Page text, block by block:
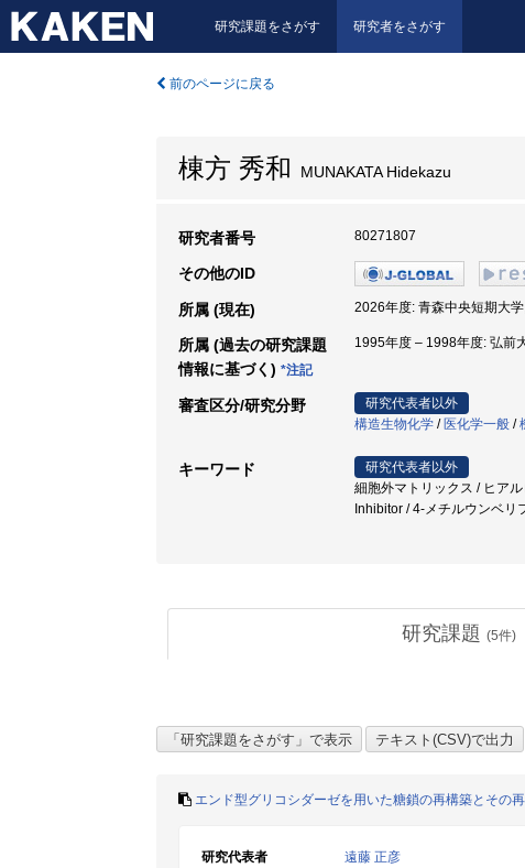
研究課題をさがす 研究者をさがす
前のページに戻る
棟方 秀和 MUNAKATA Hidekazu
研究者番号 80271807
その他のID
所属 (現在) 2026年度: 青森中央短期大
所属 (過去の研究課題
情報に基づく) *注記
1995年度 – 1998年度: 弘前
審査区分/研究分野
研究代表者以外
構造生物化学 / 医化学一般 /
キーワード
研究代表者以外
細胞外マトリックス / ヒア
Inhibitor / 4-メチルウンベリ
研究課題 (5件)
エンド型グリコシダーゼを用いた糖鎖の再構築とその
研究代表者
遠藤 正彦